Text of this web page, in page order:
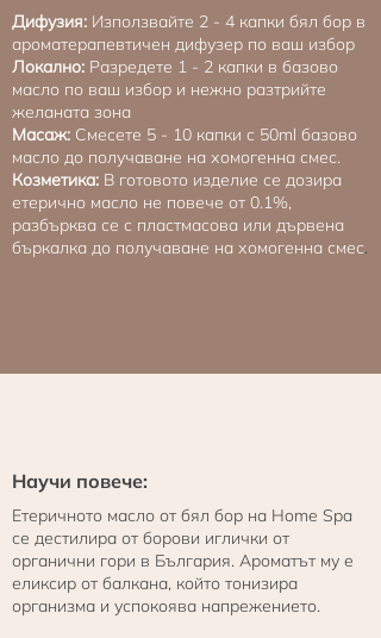
Дифузия: Използвайте 2 - 4 капки бял бор в
ароматерапевтичен дифузер по ваш избор
Локално: Разредете 1 - 2 капки в базово
масло по ваш избор и нежно разтрийте
желаната зона
Mасаж: Смесете 5 - 10 капки с 50ml базово
масло до получаване на хомогенна смес.
Козметика: В готовото изделие се дозира
етерично масло не повече от 0.1%,
разбърква се с пластмасова или дървена
бъркалка до получаване на хомогенна смес.
Научи повече:
Етеричното масло от бял бор на Home Spa
се дестилира от борови иглички от
органични гори в България. Ароматът му е
еликсир от балкана, който тонизира
организма и успокоява напрежението.